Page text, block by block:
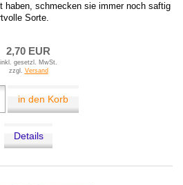
haben, schmecken sie immer noch saftig
Sorte.
2,70 EUR
inkl. gesetzl. MwSt.
zzgl. Versand
in den Korb
Details